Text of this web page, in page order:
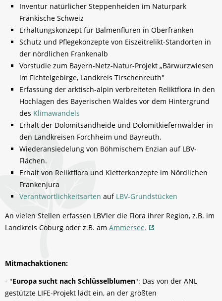
Inventur natürlicher Steppenheiden im Naturpark
Fränkische Schweiz
Erhaltungskonzept für Balmenfluren in Oberfranken
Schutz und Pflegekonzepte von Eiszeitrelikt-Standorten in
der nördlichen Frankenalb
Vorstudie zum Bayern-Netz-Natur-Projekt „Bärwurzwiesen
im Fichtelgebirge, Landkreis Tirschenreuth"
Erfassung der arktisch-alpin verbreiteten Reliktflora in den
Hochlagen des Bayerischen Waldes vor dem Hintergrund
des Klimawandels
Erhalt der Dolomitsandheide und Dolomitkiefernwälder in
den Landkreisen Forchheim und Bayreuth.
Wiederansiedelung von Böhmischem Enzian auf LBV-
Flächen.
Erhalt von Reliktflora und Kletterkonzepte im Nördlichen
Frankenjura
Verantwortlichkeitsarten auf LBV-Grundstücken
An vielen Stellen erfassen LBV’ler die Flora ihrer Region, z.B. im
Landkreis Coburg oder z.B. am Ammersee.
Mitmachaktionen:
- "Europa sucht nach Schlüsselblumen": Das von der ANL
gestützte LIFE-Projekt lädt ein, an der größten